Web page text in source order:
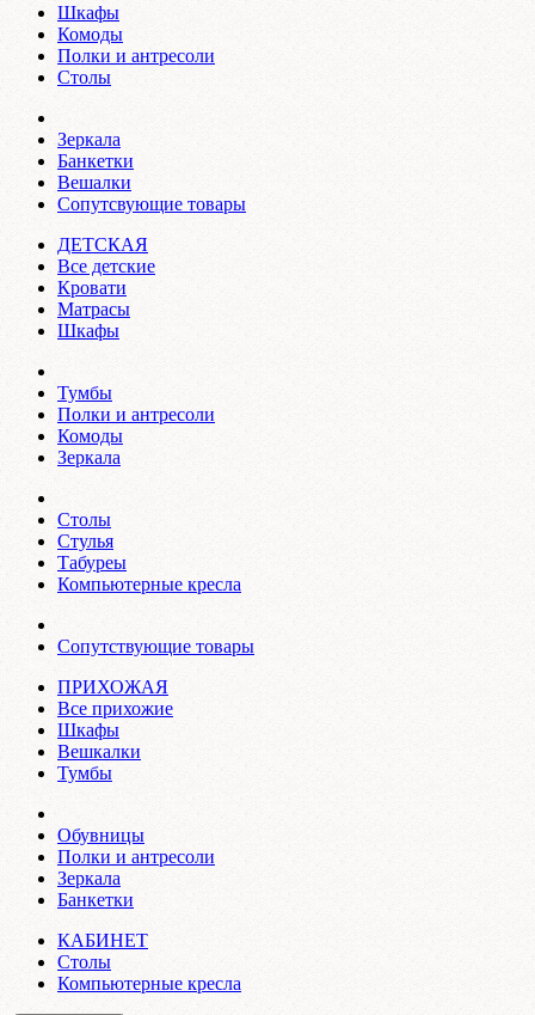
Шкафы
Комоды
Полки и антресоли
Столы
Зеркала
Банкетки
Вешалки
Сопутсвующие товары
ДЕТСКАЯ
Все детские
Кровати
Матрасы
Шкафы
Тумбы
Полки и антресоли
Комоды
Зеркала
Столы
Стулья
Табуреы
Компьютерные кресла
Сопутствующие товары
ПРИХОЖАЯ
Все прихожие
Шкафы
Вешкалки
Тумбы
Обувницы
Полки и антресоли
Зеркала
Банкетки
КАБИНЕТ
Столы
Компьютерные кресла